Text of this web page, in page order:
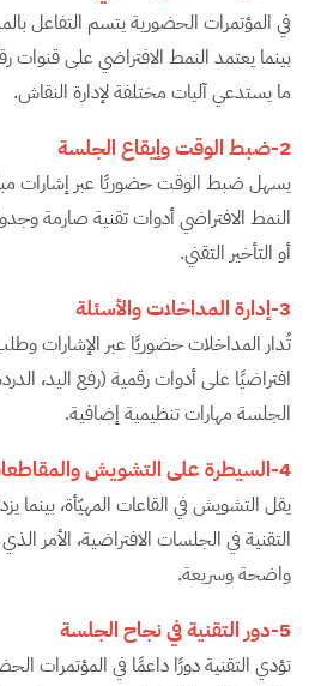
في المؤتمرات الحضورية يتسم التفاعل
بينما يعتمد النمط الافتراضي على قنوات
ما يستدعي آليات مختلفة لإدارة النقاش.
2-ضبط الوقت وإيقاع الجلسة
يسهل ضبط الوقت حضوريًا عبر إشارات
النمط الافتراضي أدوات تقنية صارمة
أو التأخير التقني.
3-إدارة المداخلات والأسئلة
تُدار المداخلات حضوريًا عبر الإشارات
افتراضيًا على أدوات رقمية (رفع اليد،
الجلسة مهارات تنظيمية إضافية.
4-السيطرة على التشويش والمقاطعات
يقل التشويش في القاعات المهيّأة، بينما
التقنية في الجلسات الافتراضية، الأمر
واضحة وسريعة.
5-دور التقنية في نجاح الجلسة
تؤدي التقنية دورًا داعمًا في المؤتمرات